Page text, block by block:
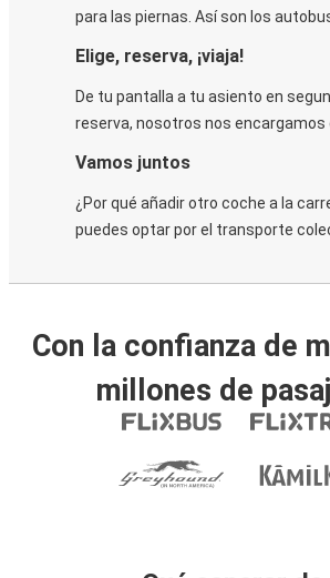
para las piernas. Así son los
Elige, reserva, ¡viaja!
De tu pantalla a tu asiento en
reserva, nosotros nos encargamos
Vamos juntos
¿Por qué añadir otro coche a la
puedes optar por el transporte
Con la confianza de
millones de